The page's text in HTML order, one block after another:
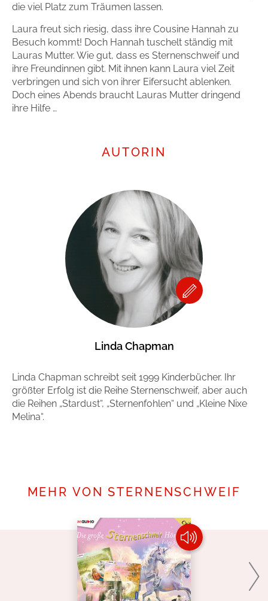
die viel Platz zum Träumen lassen.
Laura freut sich riesig, dass ihre Cousine Hannah zu
Besuch kommt! Doch Hannah tuschelt ständig mit
Lauras Mutter. Wie gut, dass es Sternenschweif und
ihre Freundinnen gibt. Mit ihnen kann Laura viel Zeit
verbringen und sich von ihrer Eifersucht ablenken.
Doch eines Abends braucht Lauras Mutter dringend
ihre Hilfe …
AUTORIN
Linda Chapman
Linda Chapman schreibt seit 1999 Kinderbücher. Ihr
größter Erfolg ist die Reihe Sternenschweif, aber auch
die Reihen „Stardust“, „Sternenfohlen“ und „Kleine Nixe
Melina“.
MEHR VON STERNENSCHWEIF